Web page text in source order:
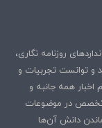
روزنامه نگاری،
و.. در سال ۱۴۰۴ تاسیس شد و توانست تجربیات و
اخبار همه جانبه و
تخصص در موضوعات
دانش آن‌ها